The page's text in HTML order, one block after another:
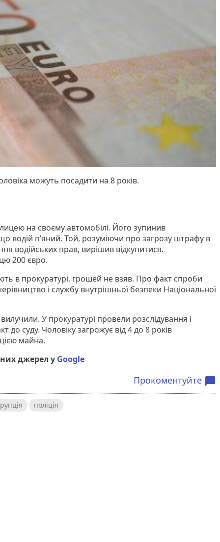
можуть посадити на 8 років.
на своєму автомобілі. Його зупинив
водій п’яний. Той, розуміючи про загрозу штрафу в
водійських прав, вирішив відкупитися.
200 євро.
в прокуратурі, грошей не взяв. Про факт спроби
і службу внутрішньої безпеки Національної
У прокуратурі провели розслідування і
до суду. Чоловіку загрожує від 4 до 8 років
майна.
джерел у Google
Прокоментуйте chat_bubble
поліція